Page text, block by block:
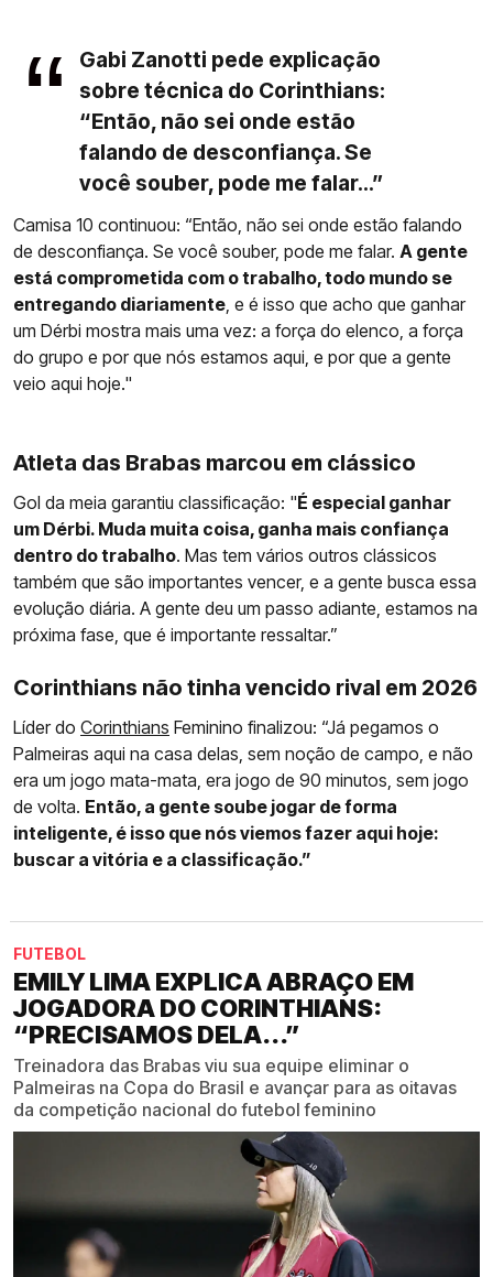
Gabi Zanotti pede explicação
sobre técnica do Corinthians:
“Então, não sei onde estão
falando de desconfiança. Se
você souber, pode me falar...”
Camisa 10 continuou: “Então, não sei onde estão falando
de desconfiança. Se você souber, pode me falar. A gente
está comprometida com o trabalho, todo mundo se
entregando diariamente , e é isso que acho que ganhar
um Dérbi mostra mais uma vez: a força do elenco, a força
do grupo e por que nós estamos aqui, e por que a gente
veio aqui hoje."
Atleta das Brabas marcou em clássico
Gol da meia garantiu classificação: "É especial ganhar
um Dérbi. Muda muita coisa, ganha mais confiança
dentro do trabalho. Mas tem vários outros clássicos
também que são importantes vencer, e a gente busca essa
evolução diária. A gente deu um passo adiante, estamos na
próxima fase, que é importante ressaltar.”
Corinthians não tinha vencido rival em 2026
Líder do Corinthians Feminino finalizou: “Já pegamos o
Palmeiras aqui na casa delas, sem noção de campo, e não
era um jogo mata-mata, era jogo de 90 minutos, sem jogo
de volta. Então, a gente soube jogar de forma
inteligente, é isso que nós viemos fazer aqui hoje:
buscar a vitória e a classificação.”
FUTEBOL
EMILY LIMA EXPLICA ABRAÇO EM
JOGADORA DO CORINTHIANS:
“PRECISAMOS DELA...”
Treinadora das Brabas viu sua equipe eliminar o
Palmeiras na Copa do Brasil e avançar para as oitavas
da competição nacional do futebol feminino